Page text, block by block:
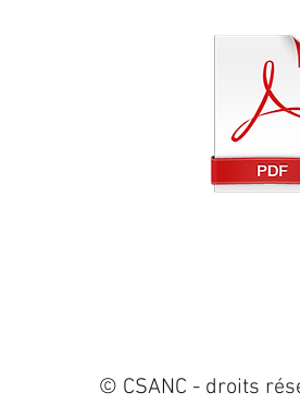
© CSANC - droits